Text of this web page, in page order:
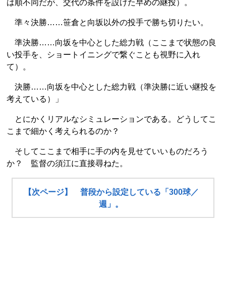
は順不同だが、交代の条件を設けた早めの継投）。
準々決勝……笹倉と向坂以外の投手で勝ち切りたい。
準決勝……向坂を中心とした総力戦（ここまで状態の良
い投手を、ショートイニングで繋ぐことも視野に入れ
て）。
決勝……向坂を中心とした総力戦（準決勝に近い継投を
考えている）」
とにかくリアルなシミュレーションである。どうしてこ
こまで細かく考えられるのか？
そしてここまで相手に手の内を見せていいものだろう
か？ 監督の須江に直接尋ねた。
【次ページ】 普段から設定している「300球／
週」。